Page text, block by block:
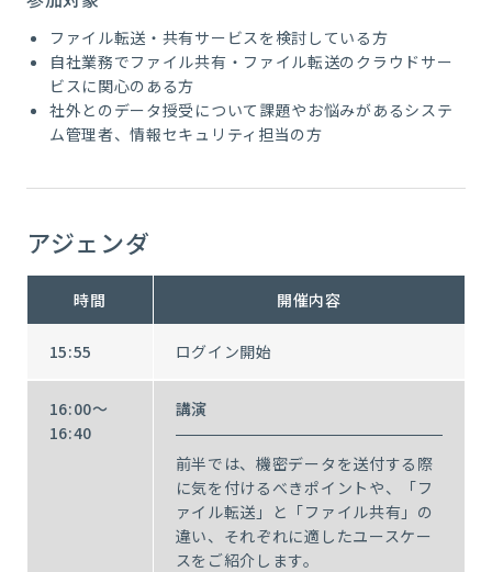
ファイル転送・共有サービスを検討している方
自社業務でファイル共有・ファイル転送のクラウドサー
ビスに関心のある方
社外とのデータ授受について課題やお悩みがあるシステ
ム管理者、情報セキュリティ担当の方
アジェンダ
時間 開催内容
15:55 ログイン開始
16:00～
16:40
講演
前半では、機密データを送付する際
に気を付けるべきポイントや、「フ
ァイル転送」と「ファイル共有」の
違い、それぞれに適したユースケー
スをご紹介します。